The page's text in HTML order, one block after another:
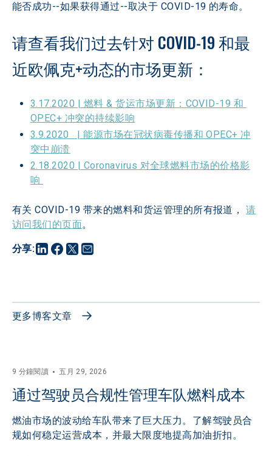
分享:
能否成功--如果获得通过--取决于 COVID-19 的寿命。
请查看我们过去针对 COVID-19 和最
近欧佩克+动态的市场更新：
3.17.2020 | 燃料 & 货运市场更新：COVID-19 和
OPEC+ 冲突的持续影响
3.9.2020   | 能源市场在冠状病毒传播和 OPEC+ 冲
突中崩溃
2.18.2020 | Coronavirus 对全球燃料市场的价格影
响
有关 COVID-19 带来的燃料和货运管理的所有报道， 请
访问我们的页面。
更多博客文章
9 分鐘閱讀 五月 29, 2026
通过驾驶员合规性管理车队燃料成本
燃油市场的波动给车队带来了巨大压力。了解驾驶员合
规如何稳定运营成本，并最大限度地提高加油折扣。